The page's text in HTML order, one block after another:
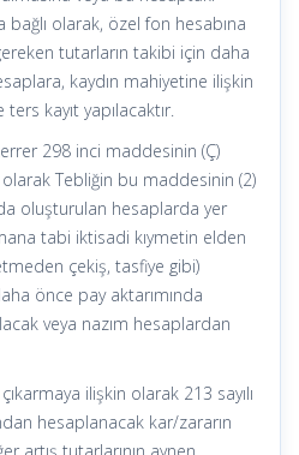
bağlı olarak, özel fon hesabına
tutarların takibi için daha
kaydın mahiyetine ilişkin
kayıt yapılacaktır.
298 inci maddesinin (Ç)
olarak Tebliğin bu maddesinin (2)
oluşturulan hesaplarda yer
tabi iktisadi kıymetin elden
çekiş, tasfiye gibi)
önce pay aktarımında
veya nazım hesaplardan
ilişkin olarak 213 sayılı
hesaplanacak kar/zararın